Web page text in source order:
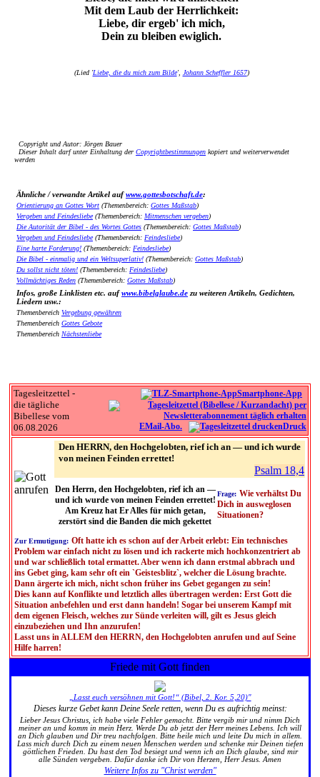
Mit dem Laub der Herrlichkeit:
Liebe, dir ergeb' ich mich,
Dein zu bleiben ewiglich.
(Lied 'Liebe, die du mich zum Bilde', Johann Scheffler 1657)
Copyright und Autor: Jörgen Bauer
Dieser Inhalt darf unter Einhaltung der Copyrightbestimmungen kopiert und weiterverwendet
werden
Ähnliche / verwandte Artikel aufwww.gottesbotschaft.de:
Orientierung an Gottes Wort (Themenbereich: Gottes Maßstab)
Vergeben und Feindesliebe(Themenbereich: Mitmenschen vergeben)
Die Autorität der Bibel - des Wortes Gottes (Themenbereich: Gottes Maßstab)
Vergeben und Feindesliebe(Themenbereich: Feindesliebe)
Eine harte Forderung! (Themenbereich: Feindesliebe)
Die Bibel - einmalig und ein Weltsuperlativ! (Themenbereich: Gottes Maßstab)
Du sollst nicht töten! (Themenbereich: Feindesliebe)
Vollmächtiges Reden (Themenbereich: Gottes Maßstab)
Infos, große Linklisten etc. aufwww.bibelglaube.de zu weiteren Artikeln, Gedichten,
Liedern usw.:
Themenbereich Vergebung gewähren
Themenbereich Gottes Gebote
Themenbereich Nächstenliebe
Tagesleitzettel -
die tägliche
Bibellese vom
06.08.2026
Smartphone-App
EMail-Abo. Druck
Den HERRN, den Hochgelobten, rief ich an — und ich wurde
von meinen Feinden errettet!
Psalm 18,4
Den Herrn, den Hochgelobten, rief ich an —
und ich wurde von meinen Feinden errettet!
Am Kreuz hat Er Alles für mich getan,
zerstört sind die Banden die mich gekettet
Frage: Wie verhältst Du
Dich in ausweglosen
Situationen?
Zur Ermutigung: Oft hatte ich es schon auf der Arbeit erlebt: Ein technisches
Problem war einfach nicht zu lösen und ich rackerte mich hochkonzentriert ab
und war schließlich total ermattet. Aber wenn ich dann erstmal abbrach und
ins Gebet ging, kam sehr oft ein `Geistesblitz`, welcher die Lösung brachte.
Dann ärgerte ich mich, nicht schon früher ins Gebet gegangen zu sein!
Dies kann auf Konflikte und letztlich alles übertragen werden: Erst Gott die
Situation anbefehlen und erst dann handeln! Sogar bei unserem Kampf mit
dem eigenen Fleisch, welches zur Sünde verleiten will, gilt es Jesus gleich
einzubeziehen und Ihn anzurufen!
Lasst uns in ALLEM den HERRN, den Hochgelobten anrufen und auf Seine
Hilfe harren!
Friede mit Gott finden
„Lasst euch versöhnen mit Gott!“ (Bibel, 2. Kor. 5,20)"
Dieses kurze Gebet kann Deine Seele retten, wenn Du es aufrichtig meinst:
Lieber Jesus Christus, ich habe viele Fehler gemacht. Bitte vergib mir und nimm Dich
meiner an und komm in mein Herz. Werde Du ab jetzt der Herr meines Lebens. Ich will
an Dich glauben und Dir treu nachfolgen. Bitte heile mich und leite Du mich in allem.
Lass mich durch Dich zu einem neuen Menschen werden und schenke mir Deinen tiefen
göttlichen Frieden. Du hast den Tod besiegt und wenn ich an Dich glaube, sind mir
alle Sünden vergeben. Dafür danke ich Dir von Herzen, Herr Jesus. Amen
Weitere Infos zu "Christ werden"